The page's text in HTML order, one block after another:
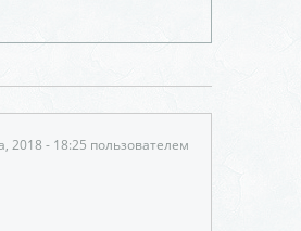
2018 - 18:25 пользователем